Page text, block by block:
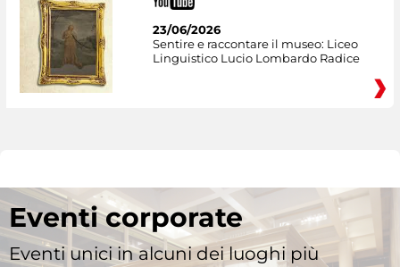
23/06/2026
Sentire e raccontare il museo: Liceo
Linguistico Lucio Lombardo Radice
Eventi corporate
Eventi unici in alcuni dei luoghi più